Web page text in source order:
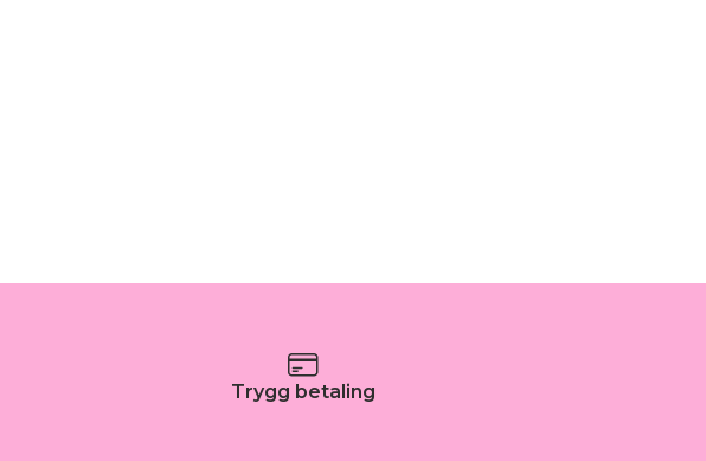
Trygg betaling